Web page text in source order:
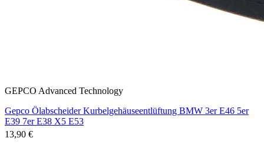
GEPCO Advanced Technology
Gepco Ölabscheider Kurbelgehäuseentlüftung BMW 3er E46 5er
E39 7er E38 X5 E53
13,90 €